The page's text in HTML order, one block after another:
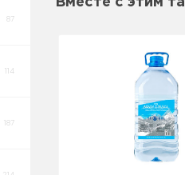
87
114
187